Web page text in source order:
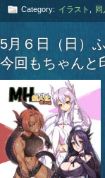
Category: イラスト 同
5月６日（日）
今回もちゃんと